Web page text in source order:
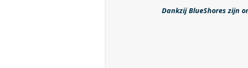
Dankzij BlueShores zijn